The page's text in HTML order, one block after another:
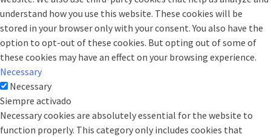
understand how you use this website. These cookies will be
stored in your browser only with your consent. You also have the
option to opt-out of these cookies. But opting out of some of
these cookies may have an effect on your browsing experience.
Necessary
Necessary
Siempre activado
Necessary cookies are absolutely essential for the website to
function properly. This category only includes cookies that